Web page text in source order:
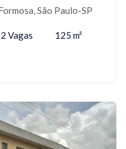
São Paulo-SP
2 Vagas 125 m²